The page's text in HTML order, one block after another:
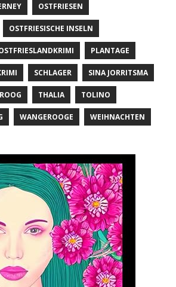
OSTFRIESEN
OSTFRIESISCHE INSELN
PLANTAGE
SCHLAGER SINA JORRITSMA
THALIA TOLINO
WANGEROOGE WEIHNACHTEN